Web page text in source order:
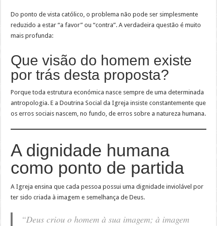
Do ponto de vista católico, o problema não pode ser simplesmente
reduzido a estar “a favor” ou “contra”. A verdadeira questão é muito
mais profunda:
Que visão do homem existe
por trás desta proposta?
Porque toda estrutura económica nasce sempre de uma determinada
antropologia. E a Doutrina Social da Igreja insiste constantemente que
os erros sociais nascem, no fundo, de erros sobre a natureza humana.
A dignidade humana
como ponto de partida
A Igreja ensina que cada pessoa possui uma dignidade inviolável por
ter sido criada à imagem e semelhança de Deus.
“Deus criou o homem à sua imagem; à imagem